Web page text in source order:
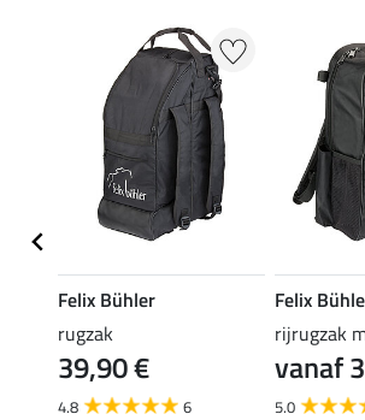
Felix Bühler
rugzak
39,90 €
4.8 6
Felix
rijrugzak
vanaf
5.0